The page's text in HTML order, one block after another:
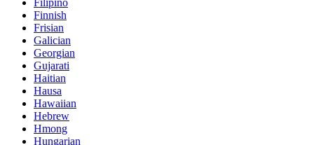
Filipino
Finnish
Frisian
Galician
Georgian
Gujarati
Haitian
Hausa
Hawaiian
Hebrew
Hmong
Hungarian